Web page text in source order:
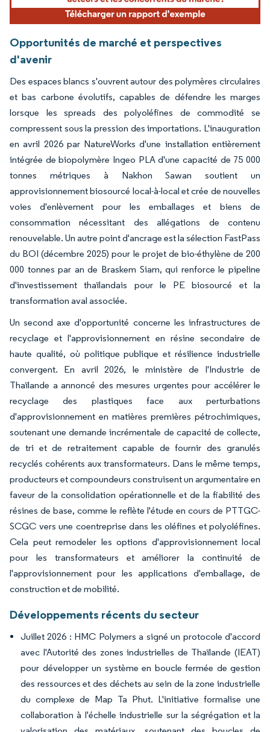
Opportunités de marché et perspectives
d'avenir
Des espaces blancs s'ouvrent autour des polymères circulaires
et bas carbone évolutifs, capables de défendre les marges
lorsque les spreads des polyoléfines de commodité se
compressent sous la pression des importations. L'inauguration
en avril 2026 par NatureWorks d'une installation entièrement
intégrée de biopolymère Ingeo PLA d'une capacité de 75 000
tonnes métriques à Nakhon Sawan soutient un
approvisionnement biosourcé local-à-local et crée de nouvelles
voies d'enlèvement pour les emballages et biens de
consommation nécessitant des allégations de contenu
renouvelable. Un autre point d'ancrage est la sélection FastPass
du BOI (décembre 2025) pour le projet de bio-éthylène de 200
000 tonnes par an de Braskem Siam, qui renforce le pipeline
d'investissement thaïlandais pour le PE biosourcé et la
transformation aval associée.
Un second axe d'opportunité concerne les infrastructures de
recyclage et l'approvisionnement en résine secondaire de
haute qualité, où politique publique et résilience industrielle
convergent. En avril 2026, le ministère de l'Industrie de
Thaïlande a annoncé des mesures urgentes pour accélérer le
recyclage des plastiques face aux perturbations
d'approvisionnement en matières premières pétrochimiques,
soutenant une demande incrémentale de capacité de collecte,
de tri et de retraitement capable de fournir des granulés
recyclés cohérents aux transformateurs. Dans le même temps,
producteurs et compoundeurs construisent un argumentaire en
faveur de la consolidation opérationnelle et de la fiabilité des
résines de base, comme le reflète l'étude en cours de PTTGC-
SCGC vers une coentreprise dans les oléfines et polyoléfines.
Cela peut remodeler les options d'approvisionnement local
pour les transformateurs et améliorer la continuité de
l'approvisionnement pour les applications d'emballage, de
construction et de mobilité.
Développements récents du secteur
Juillet 2026 : HMC Polymers a signé un protocole d'accord
avec l'Autorité des zones industrielles de Thaïlande (IEAT)
pour développer un système en boucle fermée de gestion
des ressources et des déchets au sein de la zone industrielle
du complexe de Map Ta Phut. L'initiative formalise une
collaboration à l'échelle industrielle sur la ségrégation et la